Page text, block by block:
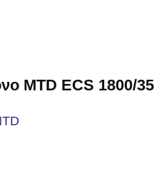
MTD ECS 1800/35